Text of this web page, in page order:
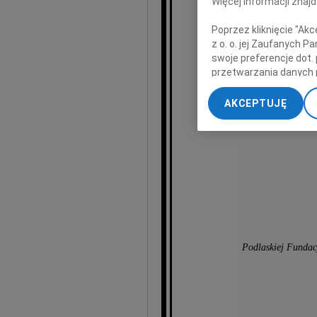
Podlaskiej
Poprzez kliknięcie
z o. o. jej Zaufanych
swoje preferencje dot.
przetwarzania danych
„Ustawienia
My, nasi Zaufani
dokładnych danych
Przechowywanie
treści, badnie
AKCEPTUJĘ